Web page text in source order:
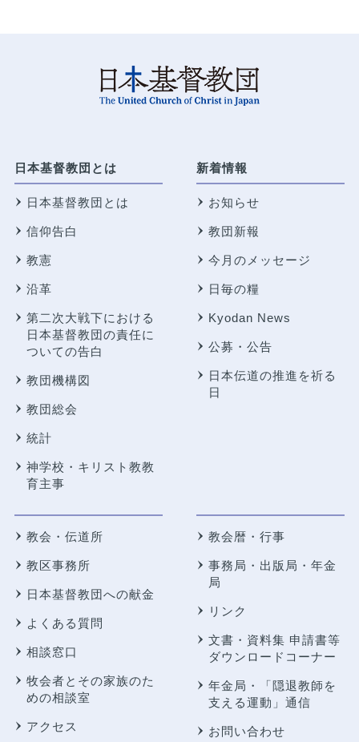
日本基督教団とは
日本基督教団とは
信仰告白
教憲
沿革
第二次大戦下における
日本基督教団の責任に
ついての告白
教団機構図
教団総会
統計
神学校・キリスト教教
育主事
新着情報
お知らせ
教団新報
今月のメッセージ
日毎の糧
Kyodan News
公募・公告
日本伝道の推進を祈る
日
教会・伝道所
教区事務所
日本基督教団への献金
よくある質問
相談窓口
牧会者とその家族のた
めの相談室
アクセス
教会暦・行事
事務局・出版局・年金
局
リンク
文書・資料集 申請書等
ダウンロードコーナー
年金局・
「隠退教師を
支える運動」通信
お問い合わせ